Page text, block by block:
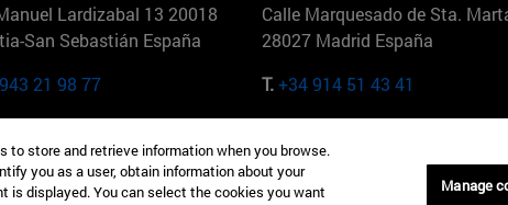
Lardizabal 13 20018
San Sebastián España
21 98 77
Calle Marquesado de Sta.
28027 Madrid España
T.+34 914 51 43 41
St 10019-2201 Nueva York Maria-Theresia-Straße 15
Múnich Alemania
to store and retrieve information when you browse.
you as a user, obtain information about your
is displayed. You can select the cookies you want
Manage